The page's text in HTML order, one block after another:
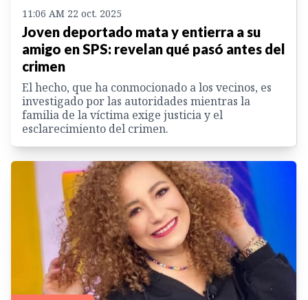
11:06 AM 22 oct. 2025
Joven deportado mata y entierra a su
amigo en SPS: revelan qué pasó antes del
crimen
El hecho, que ha conmocionado a los vecinos, es
investigado por las autoridades mientras la
familia de la víctima exige justicia y el
esclarecimiento del crimen.